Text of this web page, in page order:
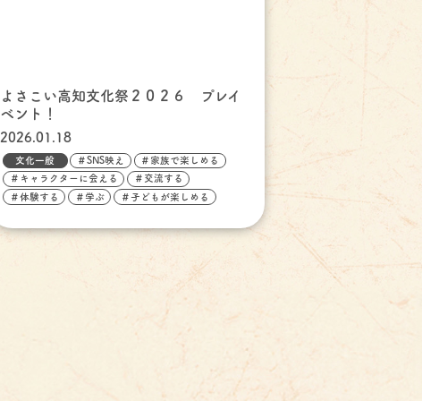
よさこい高知文化祭２０２６ プレイ
ベント！
2026.01.18
文化一般 ＃SNS映え ＃家族で楽しめる
＃キャラクターに会える ＃交流する
＃体験する ＃学ぶ ＃子どもが楽しめる